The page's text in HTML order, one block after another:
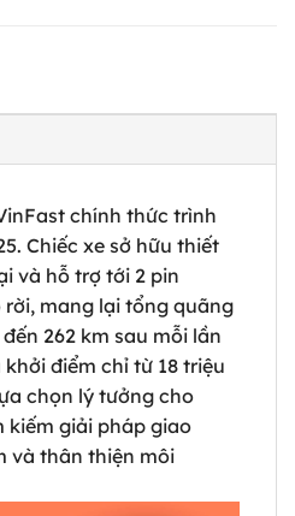
chính thức trình
Chiếc xe sở hữu thiết
và hỗ trợ tới 2 pin
mang lại tổng quãng
262 km sau mỗi lần
điểm chỉ từ 18 triệu
chọn lý tưởng cho
kiếm giải pháp giao
và thân thiện môi